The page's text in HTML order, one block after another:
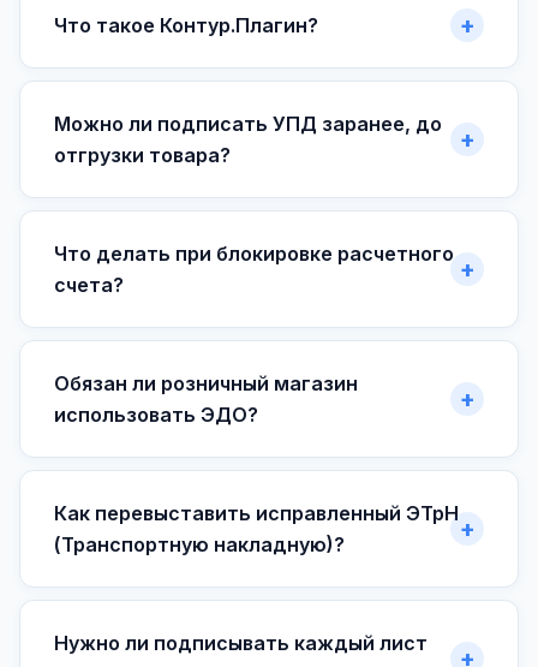
Что такое Контур.Плагин?
Можно ли подписать УПД заранее, до
отгрузки товара?
Что делать при блокировке расчетного
счета?
Обязан ли розничный магазин
использовать ЭДО?
Как перевыставить исправленный ЭТрН
(Транспортную накладную)?
Нужно ли подписывать каждый лист